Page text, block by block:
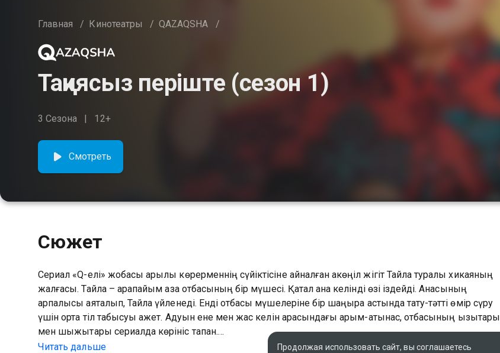
Главная / Кинотеатры / QAZAQSHA /
Тақиясыз періште (сезон 1)
3 Сезона 12+
Смотреть
Сюжет
Сериал «Q-елі» жобасы арқылы көрерменнің сүйіктісіне айналған ақкөңіл жігіт Тайлақ туралы хикаяның
жалғасы. Тайлақ – қарапайым қазақ отбасының бір мүшесі. Қатал ана келінді өзі іздейді. Анасының
арпалысы аяқталып, Тайлақ үйленеді. Енді отбасы мүшелеріне бір шаңырақ астында тату-тәтті өмір сүру
үшін ортақ тіл табысуы қажет. Адуын ене мен жас келін арасындағы қарым-қатынас, отбасының қызықтары
мен шыжықтары сериалда көрініс тапқан.
Читать дальше
Продолжая использовать сайт, вы соглашаетесь